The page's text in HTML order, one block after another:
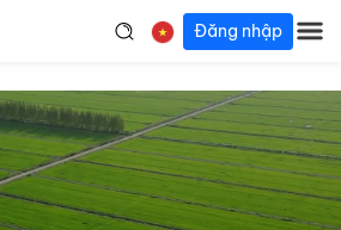
Đăng nhập